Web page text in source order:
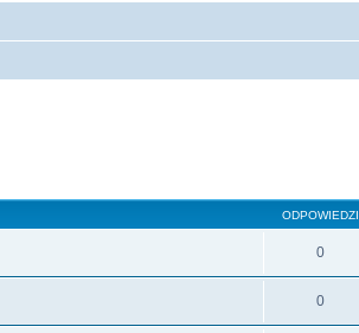
ODPOWIEDZI
0
0